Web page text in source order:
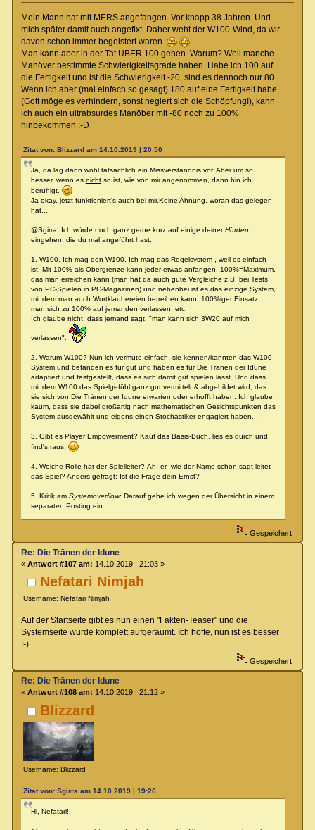
Mein Mann hat mit MERS angefangen. Vor knapp 38 Jahren. Und
mich später damit auch angefixt. Daher weht der W100-Wind, da wir
davon schon immer begeistert waren
Man kann aber in der Tat ÜBER 100 gehen. Warum? Weil manche
Manöver bestimmte Schwierigkeitsgrade haben. Habe ich 100 auf
die Fertigkeit und ist die Schwierigkeit -20, sind es dennoch nur 80.
Wenn ich aber (mal einfach so gesagt) 180 auf eine Fertigkeit habe
(Gott möge es verhindern, sonst negiert sich die Schöpfung!), kann
ich auch ein ultrabsurdes Manöber mit -80 noch zu 100%
hinbekommen :-D
Zitat von: Blizzard am 14.10.2019 | 20:50
Ja, da lag dann wohl tatsächlich ein Missverständnis vor. Aber um so
besser, wenn es nichtso ist, wie von mir angenommen, dann bin ich
beruhigt.
Ja okay, jetzt funktioniert's auch bei mir.Keine Ahnung, woran das gelegen
hat...
@Sgirra: Ich würde noch ganz gerne kurz auf einige deinerHürden
eingehen, die du mal angeführt hast:
1. W100. Ich mag den W100. Ich mag das Regelsystem , weil es einfach
ist. Mit 100% als Obergrenze kann jeder etwas anfangen. 100%=Maximum,
das man erreichen kann (man hat da auch gute Vergleiche z.B. bei Tests
von PC-Spielen in PC-Magazinen) und nebenbei ist es das einzige System,
mit dem man auch Wortklaubereien betreiben kann: 100%iger Einsatz,
man sich zu 100% auf jemanden verlassen, etc.
Ich glaube nicht, dass jemand sagt: "man kann sich 3W20 auf mich
verlassen".
2. Warum W100? Nun ich vermute einfach, sie kennen/kannten das W100-
System und befanden es für gut und haben es für Die Tränen der Idune
adaptiert und festgestellt, dass es sich damit gut spielen lässt. Und dass
mit dem W100 das Spielgefühl ganz gut vermittelt & abgebildet wird, das
sie sich von Die Tränen der Idune erwarten oder erhofft haben. Ich glaube
kaum, dass sie dabei großartig nach mathematischen Gesichtspunkten das
System ausgewählt und eigens einen Stochastiker engagiert haben...
3. Gibt es Player Empowerment? Kauf das Basis-Buch, lies es durch und
find's raus.
4. Welche Rolle hat der Spielleiter? Äh, er -wie der Name schon sagt-leitet
das Spiel? Anders gefragt: Ist die Frage dein Ernst?
5. Kritik am Systemoverflow: Darauf gehe ich wegen der Übersicht in einem
separaten Posting ein.
Gespeichert
Nefatari Nimjah
Username: Nefatari Nimjah
Re: Die Tränen der Idune
« Antwort #107 am: 14.10.2019 | 21:03 »
Auf der Startseite gibt es nun einen "Fakten-Teaser" und die
Systemseite wurde komplett aufgeräumt. Ich hoffe, nun ist es besser
:-)
Gespeichert
Blizzard
Username: Blizzard
Re: Die Tränen der Idune
« Antwort #108 am: 14.10.2019 | 21:12 »
Zitat von: Sgirra am 14.10.2019 | 19:26
Hi, Nefatari!